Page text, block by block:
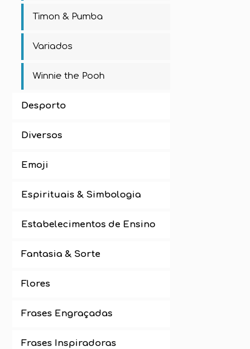
Timon & Pumba
Variados
Winnie the Pooh
Desporto
Diversos
Emoji
Espirituais & Simbologia
Estabelecimentos de Ensino
Fantasia & Sorte
Flores
Frases Engraçadas
Frases Inspiradoras